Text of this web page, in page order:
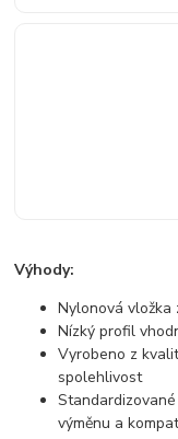
Výhody:
Nylonová vložka
Nízký profil
Vyrobeno z
spolehlivost
výměnu a